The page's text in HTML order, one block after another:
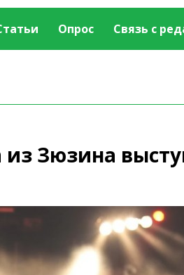
Опрос Связь с
Зюзина